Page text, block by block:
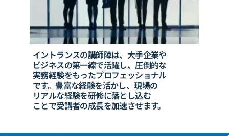
イントランスの講師陣は、大手企業や
ビジネスの第一線で活躍し、圧倒的な
実務経験をもったプロフェッショナル
です。 豊富な経験を活かし、現場の
リアルな経験を研修に落とし込む
ことで受講者の成長を加速させます。